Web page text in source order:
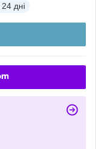
24 дні